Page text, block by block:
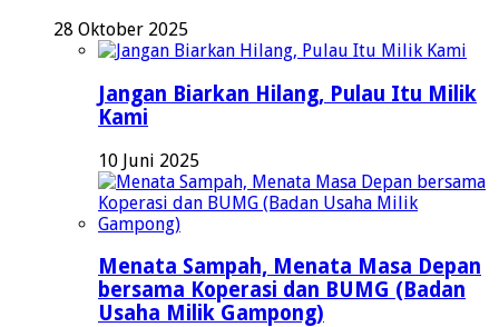
28 Oktober 2025
Jangan Biarkan Hilang, Pulau Itu Milik
Kami
10 Juni 2025
Menata Sampah, Menata Masa Depan
bersama Koperasi dan BUMG (Badan
Usaha Milik Gampong)